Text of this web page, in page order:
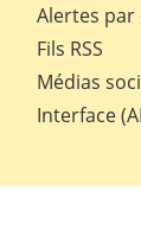
Alertes
Fils RSS
Médias
Interface